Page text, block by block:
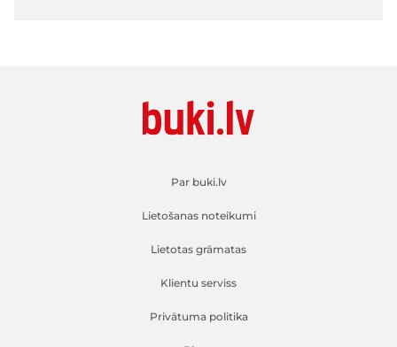
Par buki.lv
Lietošanas noteikumi
Lietotas grāmatas
Klientu serviss
Privātuma politika